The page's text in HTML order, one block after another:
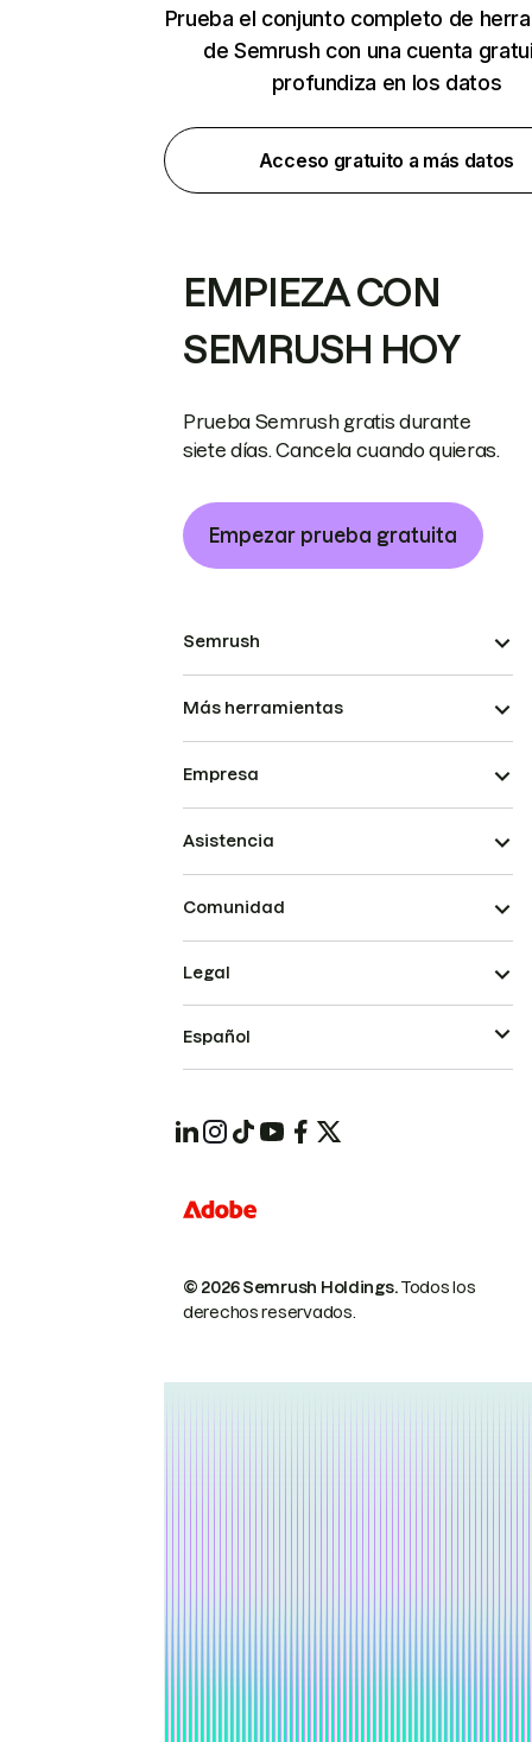
Prueba el conjunto completo de
de Semrush con una cuenta
profundiza en los datos
Acceso gratuito a más datos
EMPIEZA CON
SEMRUSH HOY
Prueba Semrush gratis durante
siete días. Cancela cuando quieras.
Empezar prueba gratuita
Semrush
Más herramientas
Empresa
Asistencia
Comunidad
© 2026 Semrush Holdings.Todos los
derechos reservados.
Legal
Español